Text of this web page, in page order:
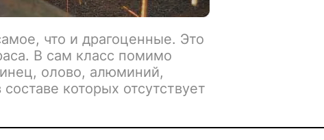
что и драгоценные. Это
В сам класс помимо
олово, алюминий,
которых отсутствует